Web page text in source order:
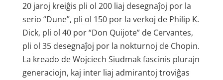
20 jaroj kreiĝis pli ol 200 liaj desegnaĵoj por la
serio “Dune”, pli ol 150 por la verkoj de Philip K.
Dick, pli ol 40 por “Don Quijote” de Cervantes,
pli ol 35 desegnaĵoj por la nokturnoj de Chopin.
La kreado de Wojciech Siudmak fascinis plurajn
generaciojn, kaj inter liaj admirantoj troviĝas